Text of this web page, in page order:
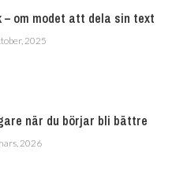
om modet att dela sin text
2025
när du börjar bli bättre
2026